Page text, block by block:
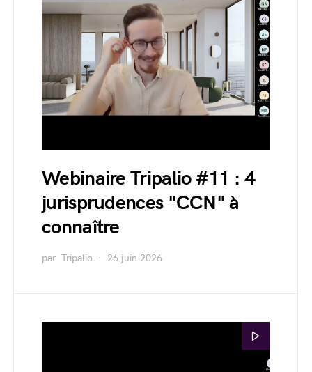
Webinaire Tripalio #11 : 4
jurisprudences "CCN" à
connaître
par Tripalio 26 juin 2026